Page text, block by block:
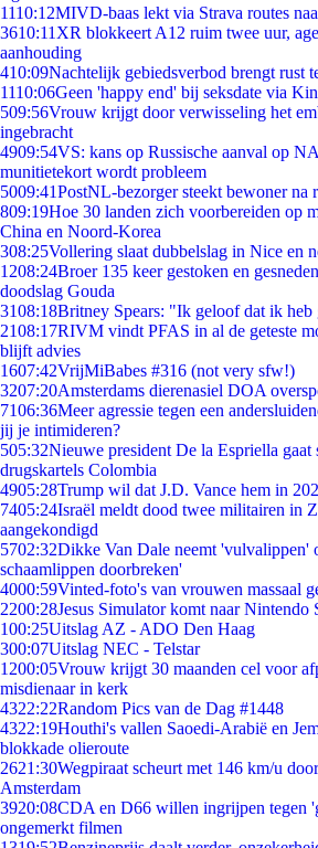
1110:12MIVD-baas lekt via Strava routes
3610:11 XR blokkeert A12 ruim twee uur,
aanhouding
410:09Nachtelijk gebiedsverbod brengt rust
1110:06Geen 'happy end' bij seksdate via
509:56Vrouw krijgt door verwisseling het
ingebracht
4909:54VS: kans op Russische aanval op
munitietekort wordt probleem
5009:41PostNL-bezorger steekt bewoner na
809:19Hoe 30 landen zich voorbereiden op
China en Noord-Korea
308:25Vollering slaat dubbelslag in Nice en
1208:24Broer 135 keer gestoken en
doodslag Gouda
3108:18Britney Spears: "Ik geloof dat ik heb
2108:17RIVM vindt PFAS in al de geteste
blijft advies
1607:42VrijMiBabes #316 (not very sfw!)
3207:20Amsterdams dierenasiel DOA
7106:36Meer agressie tegen een
jij je intimideren?
505:32Nieuwe president De la Espriella gaat
drugskartels Colombia
4905:28Trump wil dat J.D. Vance hem in
7405:24Israël meldt dood twee militairen in
aangekondigd
5702:32Dikke Van Dale neemt 'vulvalippen'
schaamlippen doorbreken'
4000:59Vinted-foto's van vrouwen massaal
2200:28Jesus Simulator komt naar Nintendo
100:25Uitslag AZ - ADO Den Haag
300:07Uitslag NEC - Telstar
1200:05Vrouw krijgt 30 maanden cel voor
misdienaar in kerk
4322:22Random Pics van de Dag #1448
4322:19Houthi's vallen Saoedi-Arabië en
blokkade olieroute
2621:30Wegpiraat scheurt met 146 km/u
Amsterdam
3920:08CDA en D66 willen ingrijpen tegen
ongemerkt filmen